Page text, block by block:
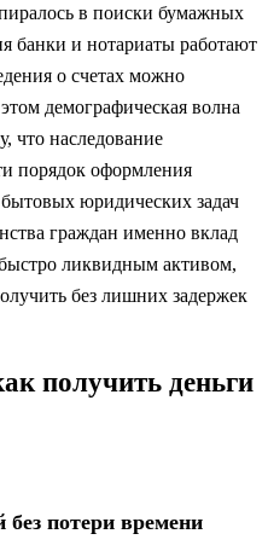
в поиски бумажных
банки и нотариаты работают
о счетах можно
демографическая волна
что наследование
порядок оформления
юридических задач
граждан именно вклад
ликвидным активом,
без лишних задержек
получить деньги
потери времени